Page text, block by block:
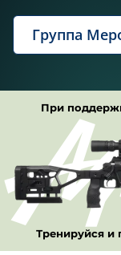
Группа
При
Тренируйся и